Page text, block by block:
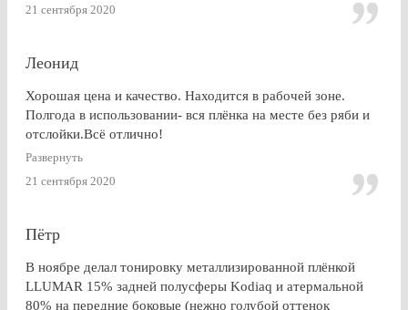
21 сентября 2020
Леонид
Хорошая цена и качество. Находится в рабочей зоне.
Полгода в использовании- вся плёнка на месте без ряби и
отслойки.Всё отлично!
Развернуть
21 сентября 2020
Пётр
В ноябре делал тонировку металлизированной плёнкой
LLUMAR 15% задней полусферы Kodiaq и атермальной
80% на передние боковые (нежно голубой оттенок